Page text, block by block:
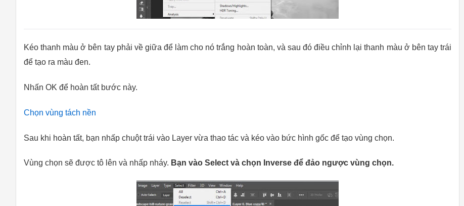
Kéo thanh màu ở bên tay phải về giữa để làm cho nó trắng hoàn toàn, và sau đó điều chỉnh lại thanh màu ở bên tay trái
để tạo ra màu đen.
Nhấn OK để hoàn tất bước này.
Chọn vùng tách nền
Sau khi hoàn tất, bạn nhấp chuột trái vào Layer vừa thao tác và kéo vào bức hình gốc để tạo vùng chọn.
Vùng chọn sẽ được tô lên và nhấp nháy. Bạn vào Select và chọn Inverse để đảo ngược vùng chọn.